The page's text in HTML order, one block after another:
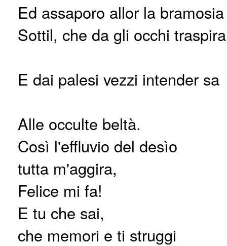
Ed assaporo allor la bramosia
Sottil, che da gli occhi traspira
E dai palesi vezzi intender sa
Alle occulte beltà.
Così l'effluvio del desìo
tutta m'aggira,
Felice mi fa!
E tu che sai,
che memori e ti struggi